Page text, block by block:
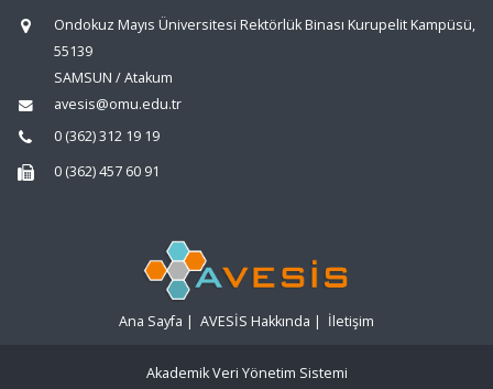
Ondokuz Mayıs Üniversitesi Rektörlük Binası Kurupelit Kampüsü,
55139
SAMSUN / Atakum
avesis@omu.edu.tr
0 (362) 312 19 19
0 (362) 457 60 91
Ana Sayfa | AVESİS Hakkında | İletişim
Akademik Veri Yönetim Sistemi